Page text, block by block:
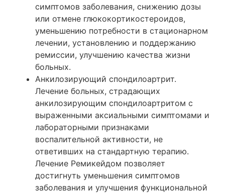
симптомов заболевания, снижению дозы
или отмене глюкокортикостероидов,
уменьшению потребности в стационарном
лечении, установлению и поддержанию
ремиссии, улучшению качества жизни
больных.
Анкилозирующий спондилоартрит.
Лечение больных, страдающих
анкилозирующим спондилоартритом с
выраженными аксиальными симптомами и
лабораторными признаками
воспалительной активности, не
ответивших на стандартную терапию.
Лечение Ремикейдом позволяет
достигнуть уменьшения симптомов
заболевания и улучшения функциональной